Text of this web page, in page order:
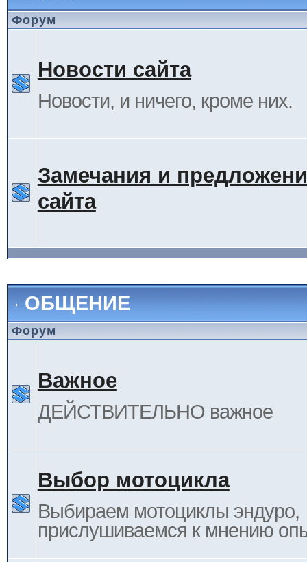
Форум
Новости сайта
Новости, и ничего, кроме них.
Замечания и
сайта
ОБЩЕНИЕ
Форум
Важное
ДЕЙСТВИТЕЛЬНО важное
Выбор мотоцикла
Выбираем мотоциклы эндуро,
прислушиваемся к мнению